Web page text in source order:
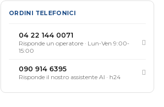
ORDINI TELEFONICI
04 22 144 0071
Risponde un operatore · Lun-Ven 9:00-
15:00
090 914 6395
Risponde il nostro assistente AI · h24